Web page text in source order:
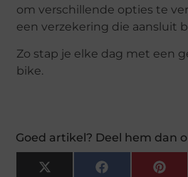
om verschillende opties te
een verzekering die aansluit
Zo stap je elke dag met een
bike.
Goed artikel? Deel hem dan
X
Facebook